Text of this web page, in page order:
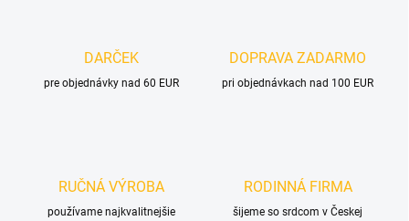
DARČEK
pre objednávky nad 60 EUR
DOPRAVA ZADARMO
pri objednávkach nad 100 EUR
RUČNÁ VÝROBA
používame najkvalitnejšie
RODINNÁ FIRMA
šijeme so srdcom v Českej